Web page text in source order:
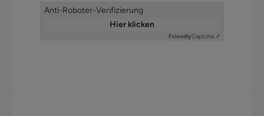
Anti-Roboter-Verifizierung
Hier klicken
FriendlyCaptcha ⇗